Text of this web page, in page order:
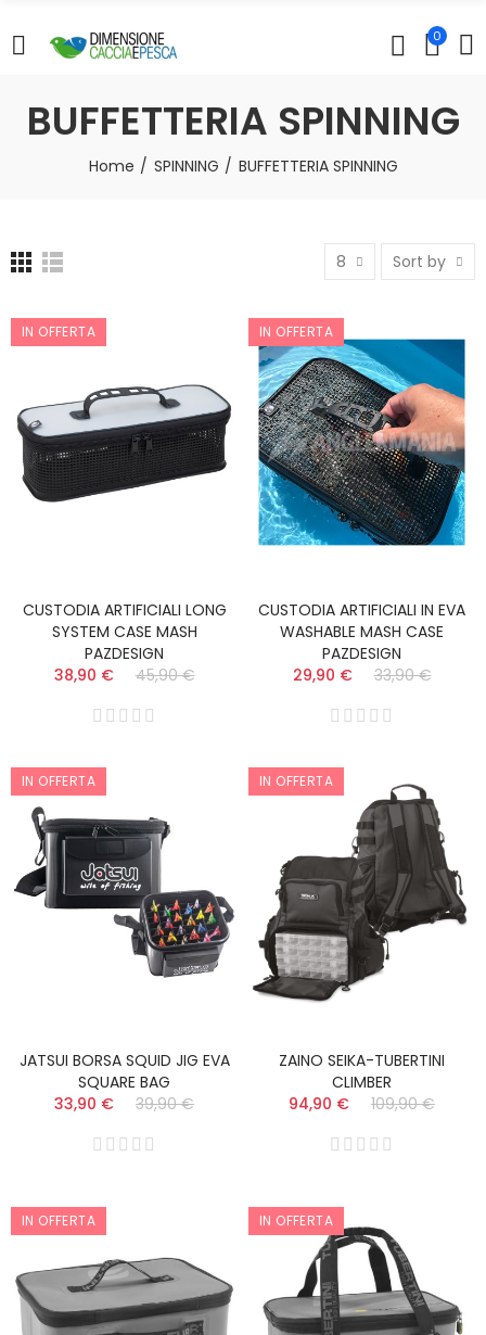
0
BUFFETTERIA SPINNING
Home SPINNING BUFFETTERIA SPINNING
8 Sort by
IN OFFERTA
CUSTODIA ARTIFICIALI LONG
SYSTEM CASE MASH
PAZDESIGN
38,90 €
45,90 €
IN OFFERTA
CUSTODIA ARTIFICIALI IN EVA
WASHABLE MASH CASE
PAZDESIGN
29,90 €
33,90 €
IN OFFERTA
JATSUI BORSA SQUID JIG EVA
SQUARE BAG
33,90 €
39,90 €
IN OFFERTA
ZAINO SEIKA-TUBERTINI
CLIMBER
94,90 €
109,90 €
IN OFFERTA IN OFFERTA